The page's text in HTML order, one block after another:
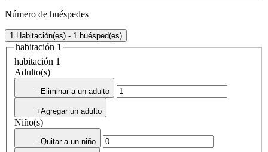
Número de huéspedes
1 Habitación(es) - 1 huésped(es)
habitación 1
habitación 1
Adulto(s)
- Eliminar a un adulto
+Agregar un adulto
Niño(s)
- Quitar a un niño